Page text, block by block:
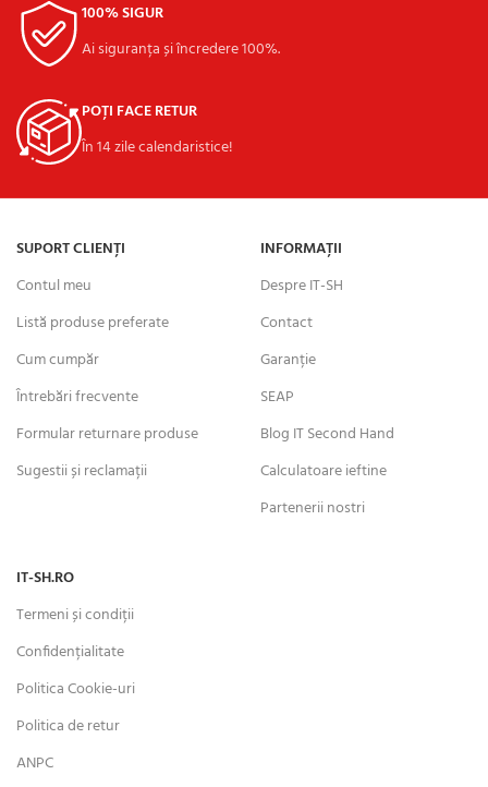
100% SIGUR
Ai siguranța și încredere 100%.
POȚI FACE RETUR
În 14 zile calendaristice!
SUPORT CLIENȚI
Contul meu
Listă produse preferate
Cum cumpăr
Întrebări frecvente
Formular returnare produse
Sugestii și reclamații
INFORMAȚII
Despre IT-SH
Contact
Garanție
SEAP
Blog IT Second Hand
Calculatoare ieftine
Partenerii nostri
IT-SH.RO
Termeni și condiții
Confidențialitate
Politica Cookie-uri
Politica de retur
ANPC